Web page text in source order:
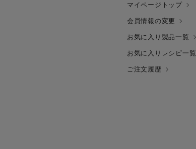
マイページトップ
会員情報の変更
お気に入り製品一覧
お気に入りレシピ一覧
ご注文履歴